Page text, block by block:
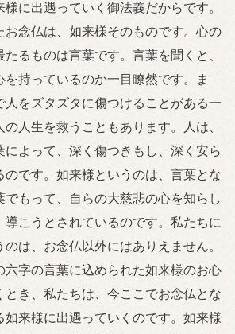
に出遇っていく御法義だからです。
お念仏は、如来様そのものです。心の
るものは言葉です。言葉を聞くと、
を持っているのか一目瞭然です。ま
人をズタズタに傷つけることがある一
人生を救うこともあります。人は、
によって、深く傷つきもし、深く安ら
のです。如来様というのは、言葉とな
でもって、自らの大慈悲の心を知らし
導こうとされているのです。私たちに
は、お念仏以外にはありえません。
六字の言葉に込められた如来様のお心
とき、私たちは、今ここでお念仏とな
如来様に出遇っていくのです。如来様